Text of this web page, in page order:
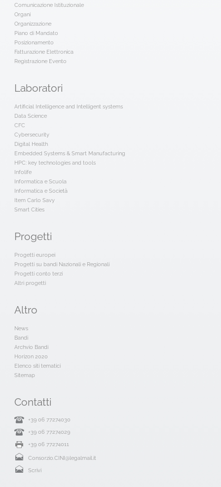
Comunicazione Istituzionale
Organi
Organizzazione
Piano di Mandato
Posizionamento
Fatturazione Elettronica
Registrazione Evento
Laboratori
Artificial Intelligence and Intelligent systems
Data Science
CFC
Cybersecurity
Digital Health
Embedded Systems & Smart Manufacturing
HPC: key technologies and tools
Infolife
Informatica e Scuola
Informatica e Società
Item Carlo Savy
Smart Cities
Progetti
Progetti europei
Progetti su bandi Nazionali e Regionali
Progetti conto terzi
Altri progetti
Altro
News
Bandi
Archvio Bandi
Horizon 2020
Elenco siti tematici
Sitemap
Contatti
+39 06 77274030
+39 06 77274029
+39 06 77274011
Consorzio.CINI@legalmail.it
Scrivi